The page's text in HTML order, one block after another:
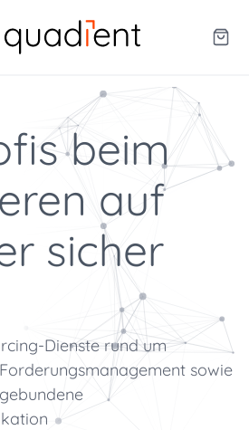
beim
auf
sicher
Dienste rund um
sowie